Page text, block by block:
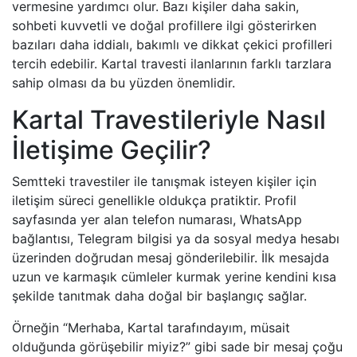
vermesine yardımcı olur. Bazı kişiler daha sakin,
sohbeti kuvvetli ve doğal profillere ilgi gösterirken
bazıları daha iddialı, bakımlı ve dikkat çekici profilleri
tercih edebilir. Kartal travesti ilanlarının farklı tarzlara
sahip olması da bu yüzden önemlidir.
Kartal Travestileriyle Nasıl
İletişime Geçilir?
Semtteki travestiler ile tanışmak isteyen kişiler için
iletişim süreci genellikle oldukça pratiktir. Profil
sayfasında yer alan telefon numarası, WhatsApp
bağlantısı, Telegram bilgisi ya da sosyal medya hesabı
üzerinden doğrudan mesaj gönderilebilir. İlk mesajda
uzun ve karmaşık cümleler kurmak yerine kendini kısa
şekilde tanıtmak daha doğal bir başlangıç sağlar.
Örneğin “Merhaba, Kartal tarafındayım, müsait
olduğunda görüşebilir miyiz?” gibi sade bir mesaj çoğu